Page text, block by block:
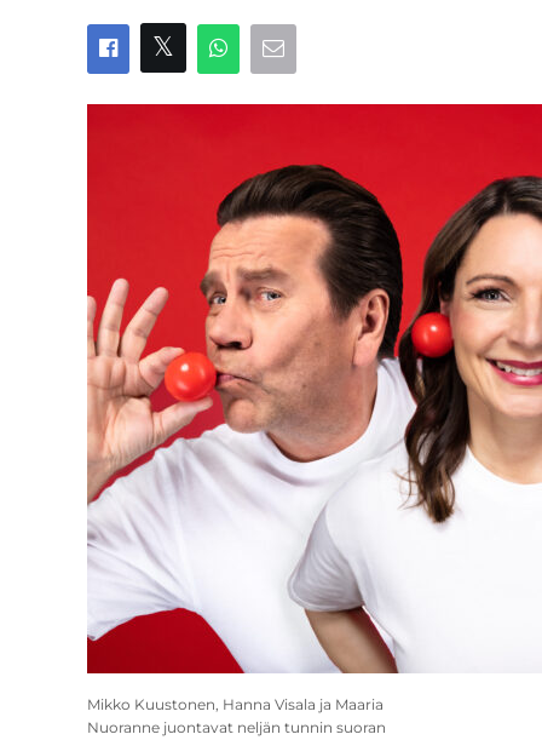
Mikko Kuustonen, Hanna Visala ja Maaria
Nuoranne juontavat neljän tunnin suoran